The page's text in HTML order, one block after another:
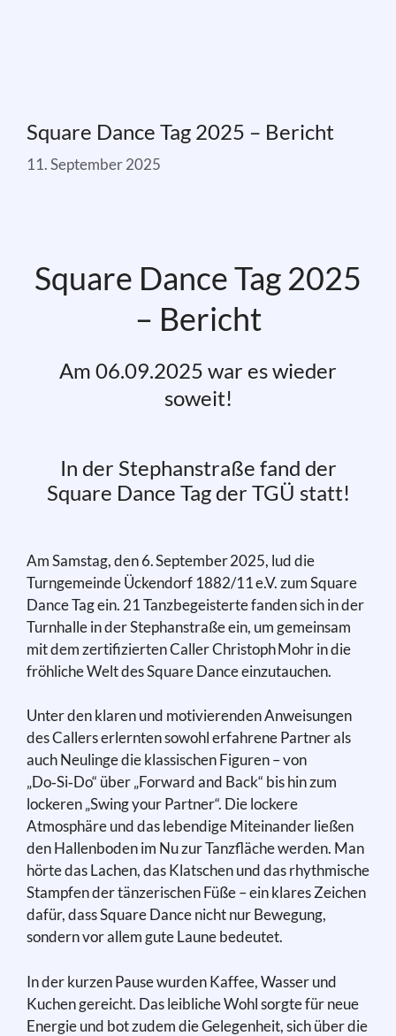
Square Dance Tag 2025 – Bericht
11. September 2025
Square Dance Tag 2025
– Bericht
Am 06.09.2025 war es wieder
soweit!
In der Stephanstraße fand der
Square Dance Tag der TGÜ statt!
Am Samstag, den 6. September 2025, lud die
Turngemeinde Ückendorf 1882/11 e.V. zum Square
Dance Tag ein. 21 Tanzbegeisterte fanden sich in der
Turnhalle in der Stephanstraße ein, um gemeinsam
mit dem zertifizierten Caller Christoph Mohr in die
fröhliche Welt des Square Dance einzutauchen.
Unter den klaren und motivierenden Anweisungen
des Callers erlernten sowohl erfahrene Partner als
auch Neulinge die klassischen Figuren – von
„Do‑Si‑Do“ über „Forward and Back“ bis hin zum
lockeren „Swing your Partner“. Die lockere
Atmosphäre und das lebendige Miteinander ließen
den Hallenboden im Nu zur Tanzfläche werden. Man
hörte das Lachen, das Klatschen und das rhythmische
Stampfen der tänzerischen Füße – ein klares Zeichen
dafür, dass Square Dance nicht nur Bewegung,
sondern vor allem gute Laune bedeutet.
In der kurzen Pause wurden Kaffee, Wasser und
Kuchen gereicht. Das leibliche Wohl sorgte für neue
Energie und bot zudem die Gelegenheit, sich über die